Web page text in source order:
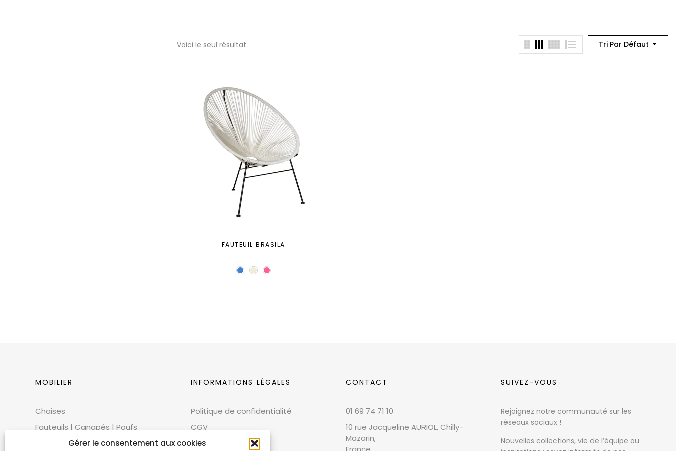
Gérer le consentement aux cookies
Tri Par Défaut
Voici le seul résultat
FAUTEUIL BRASILA
MOBILIER
Chaises
Fauteuils | Canapés | Poufs
Mobilier extérieur
INFORMATIONS LÉGALES
Politique de confidentialité
CGV
CGU
CONTACT
01 69 74 71 10
10 rue Jacqueline AURIOL, Chilly-
Mazarin,
SUIVEZ-VOUS
Rejoignez notre communauté sur les
réseaux sociaux !
Nouvelles collections, vie de l’équipe ou